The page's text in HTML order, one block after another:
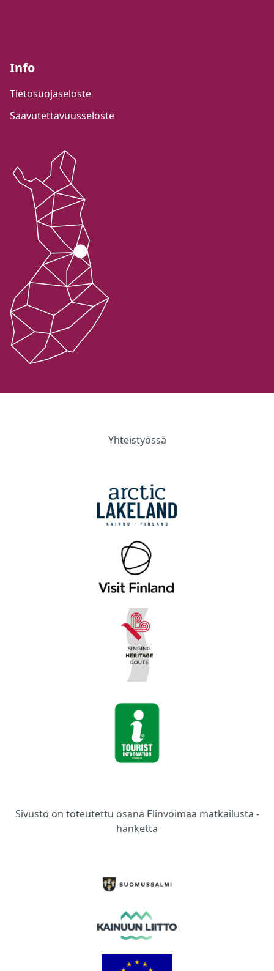
Info
Tietosuojaseloste
Saavutettavuusseloste
Yhteistyössä
Sivusto on toteutettu osana Elinvoimaa matkailusta -
hanketta